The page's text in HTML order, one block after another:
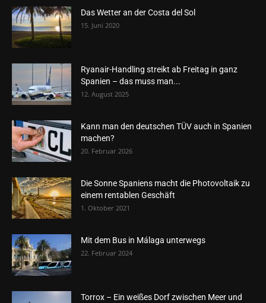
Das Wetter an der Costa del Sol
15. Juni 2020
Ryanair-Handling streikt ab Freitag in ganz
Spanien – das muss man...
12. August 2025
Kann man den deutschen TÜV auch in Spanien
machen?
20. Februar 2026
Die Sonne Spaniens macht die Photovoltaik zu
einem rentablen Geschäft
1. Oktober 2021
Mit dem Bus in Málaga unterwegs
22. Februar 2024
Torrox – Ein weißes Dorf zwischen Meer und